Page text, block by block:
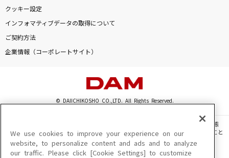
クッキー設定
インフォマティブデータの取得について
ご契約方法
企業情報（コーポレートサイト）
© DAIICHIKOSHO CO.,LTD. All Rights Reserved.
このサイトに掲載されている一切の文章・画像・写真・動画・音声等を、手段や形態
を問わず、著作権法の定める範囲を超えて無断で複製、転載、ファイル化などすること
を禁じます。
楽曲及びコンテンツは、機種によりご利用いただけない場合があります。
We use cookies to improve your experience on our
website, to personalize content and ads and to analyze
our traffic. Please click [Cookie Settings] to customize